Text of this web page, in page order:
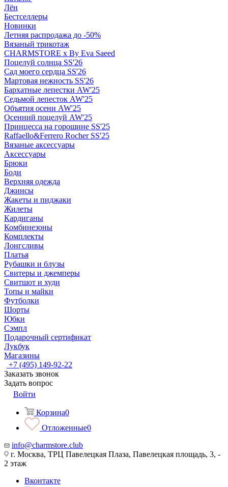
Лён
Бестселлеры
Новинки
Летняя распродажа до -50%
Вязаный трикотаж
CHARMSTORE х By Eva Saeed
Поцелуй солнца SS'26
Сад моего сердца SS'26
Мартовая нежность SS'26
Бархатные лепестки AW'25
Седьмой лепесток AW'25
Объятия осени AW'25
Осенний поцелуй AW'25
Принцесса на горошине SS'25
Raffaello&Ferrero Rocher SS'25
Вязаные аксессуары
Аксессуары
Брюки
Боди
Верхняя одежда
Джинсы
Жакеты и пиджаки
Жилеты
Кардиганы
Комбинезоны
Комплекты
Лонгсливы
Платья
Рубашки и блузы
Свитеры и джемперы
Свитшот и худи
Топы и майки
Футболки
Шорты
Юбки
Сэмпл
Подарочный сертификат
Лукбук
Магазины
+7 (495) 149-92-22
Заказать звонок
Задать вопрос
Войти
Корзина0
Отложенные0
info@charmstore.club
г. Москва, ТРЦ Павелецкая Плаза, Павелецкая площадь, 3, -
2 этаж
Вконтакте